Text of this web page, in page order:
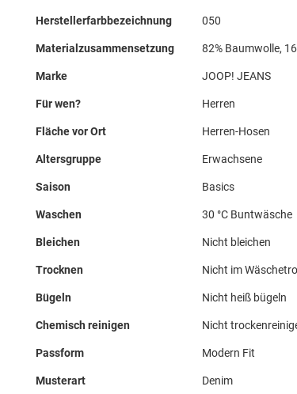
Herstellerfarbbezeichnung 050
Materialzusammensetzung 82% Baumwolle,
Marke JOOP! JEANS
Für wen? Herren
Fläche vor Ort Herren-Hosen
Altersgruppe Erwachsene
Saison Basics
Waschen 30 °C Buntwäsche
Bleichen Nicht bleichen
Trocknen Nicht im
Bügeln Nicht heiß bügeln
Chemisch reinigen Nicht
Passform Modern Fit
Musterart Denim